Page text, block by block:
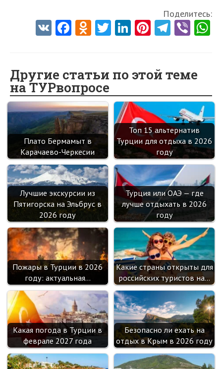
Поделитесь:
V Fa
o
o
k
O
o
kl
as
sn
ik
i
T
er
Li
dI
n
Pi
es
t
Te
a
m
Vi
Другие статьи по этой теме
на ТУРвопросе
Плато Бермамыт в
Карачаево-Черкесии
Топ 15 альтернатив
Турции для отдыха в 2026
году
Лучшие экскурсии из
Пятигорска на Эльбрус в
2026 году
Турция или ОАЭ — где
лучше отдыхать в 2026
году
Пожары в Турции в 2026
году: актуальная…
Какие страны открыты для
российских туристов на…
Какая погода в Турции в
феврале 2027 года
Безопасно ли ехать на
отдых в Крым в 2026 году